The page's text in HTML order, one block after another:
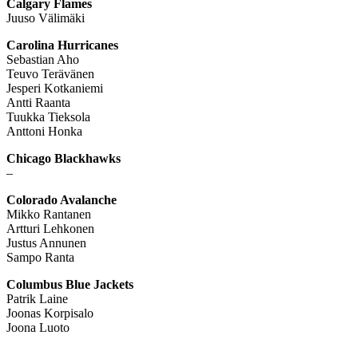
Calgary Flames
Juuso Välimäki
Carolina Hurricanes
Sebastian Aho
Teuvo Terävänen
Jesperi Kotkaniemi
Antti Raanta
Tuukka Tieksola
Anttoni Honka
Chicago Blackhawks
–
Colorado Avalanche
Mikko Rantanen
Artturi Lehkonen
Justus Annunen
Sampo Ranta
Columbus Blue Jackets
Patrik Laine
Joonas Korpisalo
Joona Luoto